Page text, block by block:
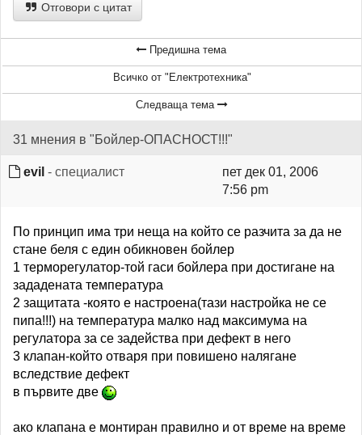
Отговори с цитат
Предишна тема
Всичко от "Електротехника"
Следваща тема
31 мнения в "Бойлер-ОПАСНОСТ!!!"
evil - специалист
пет дек 01, 2006
7:56 pm
По принцип има три неща на който се разчита за да не
стане беля с един обикновен бойлер
1 терморегулатор-той гаси бойлера при достигане на
зададената температура
2 защитата -която е настроена(тази настройка не се
пипа!!!) на температура малко над максимума на
регулатора за се задейства при дефект в него
3 клапан-който отваря при повишено налягане
вследствие дефект
в първите две
ако клапана е монтиран правилно и от време на време